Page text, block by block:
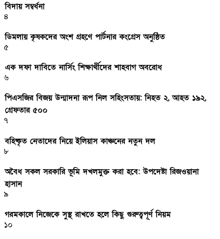
বিদায় সম্বর্ধনা
৪
ডিমলায় কৃষকদের অংশ গ্রহণে পার্টনার কংগ্রেস অনুষ্ঠিত
৫
এক দফা দাবিতে নার্সিং শিক্ষার্থীদের শাহবাগ অবরোধ
৬
পিএসজির বিজয় উন্মাদনা রূপ নিল সহিংসতায়: নিহত ২, আহত ১৯২,
গ্রেফতার ৫০০
৭
বহিষ্কৃত নেতাদের নিয়ে ইলিয়াস কাঞ্চনের নতুন দল
৮
অবৈধ সকল সরকারি ভূমি দখলমুক্ত করা হবে: উপদেষ্টা রিজওয়ানা
হাসান
৯
গরমকালে নিজেকে সুস্থ রাখতে হলে কিছু গুরুত্বপূর্ণ নিয়ম
১০